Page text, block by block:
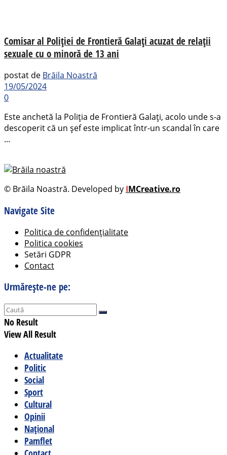
Comisar al Poliției de Frontieră Galați acuzat de relații
sexuale cu o minoră de 13 ani
postat de Brăila Noastră
19/05/2024
0
Este anchetă la Poliţia de Frontieră Galați, acolo unde s-a
descoperit că un şef este implicat într-un scandal în care
...
© Brăila Noastră. Developed by IMCreative.ro
Navigate Site
Politica de confidențialitate
Politica cookies
Setări GDPR
Contact
Urmărește-ne pe:
No Result
View All Result
Actualitate
Politic
Social
Sport
Cultural
Opinii
Național
Pamflet